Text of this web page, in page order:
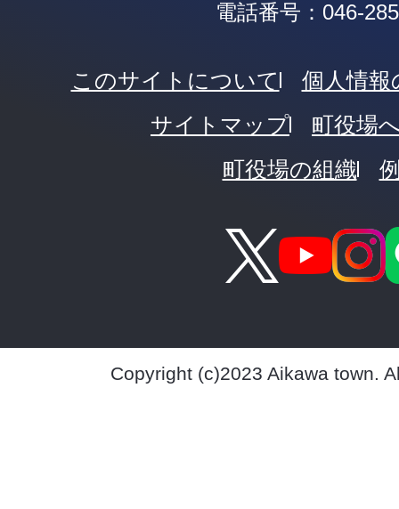
電話番号：046-
このサイトについて
個人情
サイトマップ
町役場
町役場の組織
Copyright (c)2023 Aikawa town.